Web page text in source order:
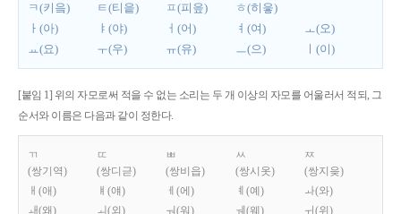
ㅋ(키읔)
ㅌ(티읕) ㅍ(피읖)
ㅎ(히읗)
ㅏ(아)
ㅑ(야) ㅓ(어) ㅕ(여)
ㅗ(오)
ㅛ(요)
ㅜ(우) ㅠ(유) ㅡ(으) ㅣ(이)
[붙임 1] 위의 자모로써 적을 수 없는 소리는 두 개 이상의 자모를 어울러서 적되, 그
순서와 이름은 다음과 같이 정한다.
ㄲ
(쌍기역)
ㄸ
(쌍디귿)
ㅃ
(쌍비읍)
ㅆ
(쌍시옷)
ㅉ
(쌍지읒)
ㅐ(애)
ㅒ(얘) ㅔ(에) ㅖ(예)
ㅘ(와)
ㅙ(왜)
ㅚ(외) ㅝ(워) ㅞ(웨)
ㅟ(위)